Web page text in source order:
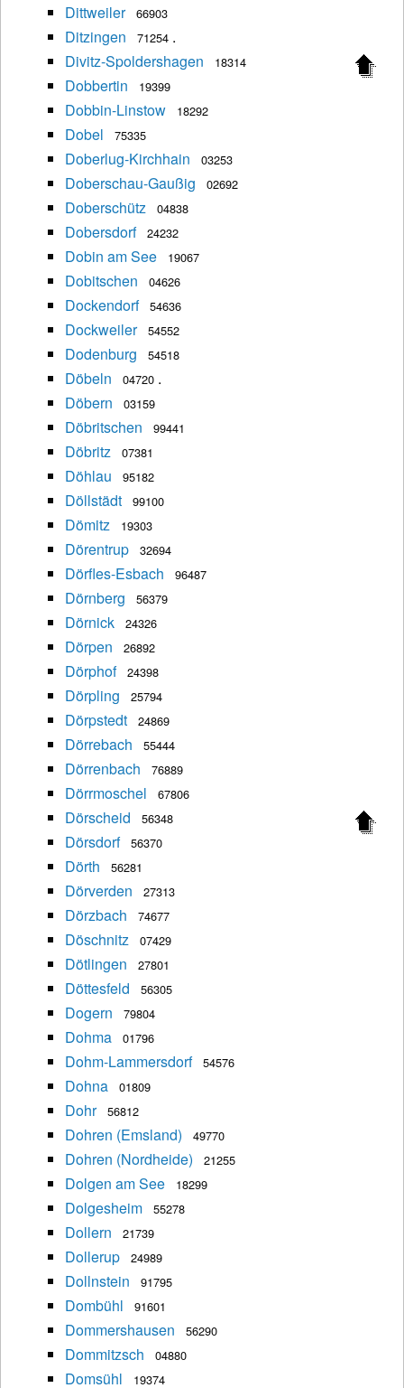
Dittweiler 66903
Ditzingen 71254 .
Divitz-Spoldershagen
18314
Dobbertin 19399
Dobbin-Linstow 18292
Dobel 75335
Doberlug-Kirchhain 03253
Doberschau-Gaußig 02692
Doberschütz 04838
Dobersdorf 24232
Dobin am See 19067
Dobitschen 04626
Dockendorf 54636
Dockweiler 54552
Dodenburg 54518
Döbeln 04720 .
Döbern
03159
Döbritschen 99441
Döbritz 07381
Döhlau 95182
Döllstädt 99100
Dömitz 19303
Dörentrup 32694
Dörfles-Esbach 96487
Dörnberg 56379
Dörnick 24326
Dörpen 26892
Dörphof 24398
Dörpling 25794
Dörpstedt 24869
Dörrebach 55444
Dörrenbach 76889
Dörrmoschel 67806
Dörscheid 56348
Dörsdorf 56370
Dörth 56281
Dörverden 27313
Dörzbach 74677
Döschnitz 07429
Dötlingen 27801
Döttesfeld 56305
Dogern 79804
Dohma 01796
Dohm-Lammersdorf 54576
Dohna 01809
Dohr 56812
Dohren (Emsland) 49770
Dohren (Nordheide) 21255
Dolgen am See 18299
Dolgesheim 55278
Dollern 21739
Dollerup 24989
Dollnstein 91795
Dombühl 91601
Dommershausen 56290
Dommitzsch 04880
Domsühl 19374